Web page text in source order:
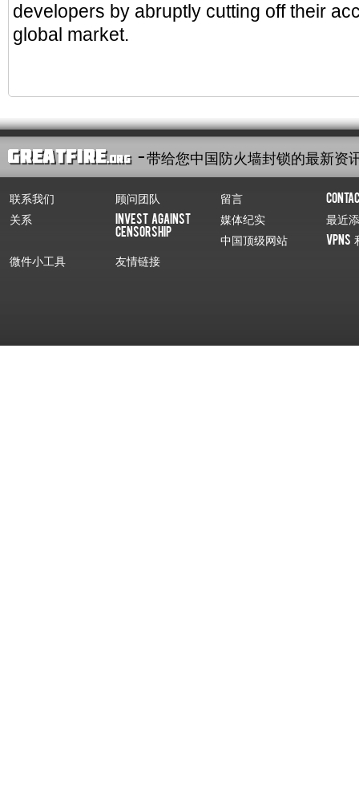
developers by abruptly cutting off their
global market.
- 带给您中国防火墙封锁的最新资
联系我们 顾问团队 留言
关系
Invest Against
Censorship
媒体纪实
最近
中国顶级网站
VPNs
微件小工具
友情链接